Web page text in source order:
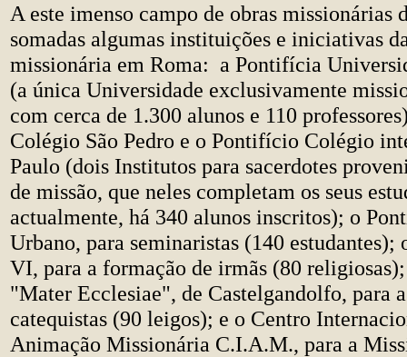
A este imenso campo de obras missionárias
somadas algumas instituições e iniciativas
missionária em Roma: a Pontifícia
(a única Universidade exclusivamente
com cerca de 1.300 alunos e 110
Colégio São Pedro e o Pontifício Colégio
Paulo (dois Institutos para sacerdotes
de missão, que neles completam os seus
actualmente, há 340 alunos inscritos); o
Urbano, para seminaristas (140
VI, para a formação de irmãs (80
"Mater Ecclesiae", de Castelgandolfo, para
catequistas (90 leigos); e o Centro
Animação Missionária C.I.A.M., para a